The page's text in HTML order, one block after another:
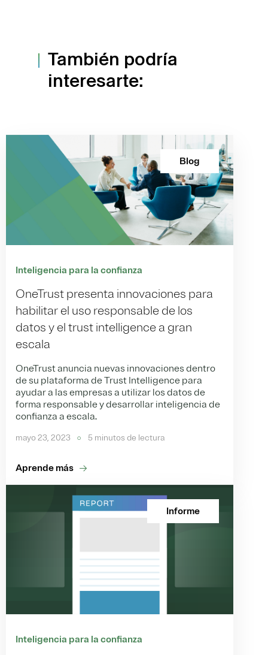
También podría
interesarte:
Blog
Inteligencia para la confianza
OneTrust presenta innovaciones para
habilitar el uso responsable de los
datos y el trust intelligence a gran
escala
OneTrust anuncia nuevas innovaciones dentro
de su plataforma de Trust Intelligence para
ayudar a las empresas a utilizar los datos de
forma responsable y desarrollar inteligencia de
confianza a escala.
mayo 23, 2023 5 minutos de lectura
Aprende más
Informe
Inteligencia para la confianza